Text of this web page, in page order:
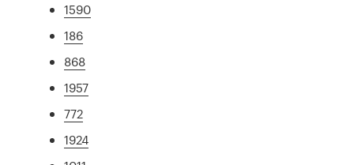
1590
186
868
1957
772
1924